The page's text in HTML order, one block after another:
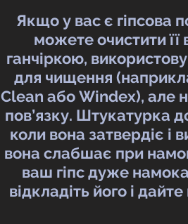
Якщо у вас є гіпсова
можете очистити її
ганчіркою,
для чищення
Clean або Windex), але
пов’язку. Штукатурка
коли вона затвердіє і
вона слабшає при
ваш гіпс дуже
відкладіть його і